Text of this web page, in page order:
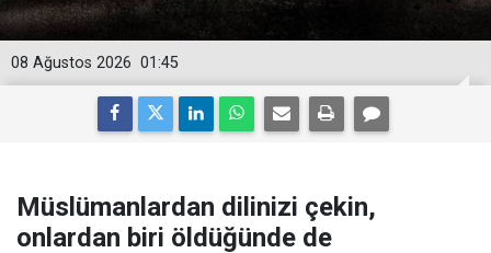
01:45
08 Ağustos 2026
Müslümanlardan dilinizi çekin,
onlardan biri öldüğünde de